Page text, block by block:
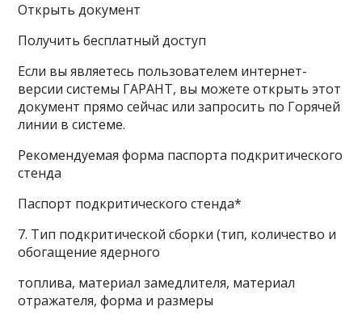
Открыть документ
Получить бесплатный доступ
Если вы являетесь пользователем интернет-
версии системы ГАРАНТ, вы можете открыть этот
документ прямо сейчас или запросить по Горячей
линии в системе.
Рекомендуемая форма паспорта подкритического
стенда
Паспорт подкритического стенда*
7. Тип подкритической сборки (тип, количество и
обогащение ядерного
топлива, материал замедлителя, материал
отражателя, форма и размеры